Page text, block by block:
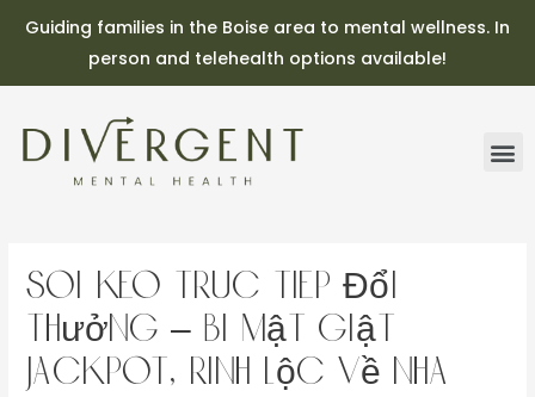
Guiding families in the Boise area to mental wellness. In
person and telehealth options available!
soi keo truc tiêp Đổi
Thưởng – Bí Mật Giật
Jackpot, Rinh Lộc Về Nhà